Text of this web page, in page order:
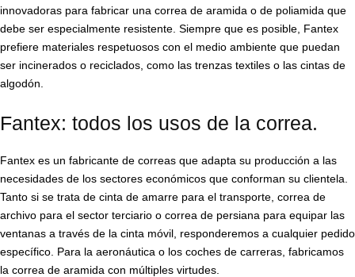
innovadoras para fabricar una correa de aramida o de poliamida que
debe ser especialmente resistente. Siempre que es posible, Fantex
prefiere materiales respetuosos con el medio ambiente que puedan
ser incinerados o reciclados, como las trenzas textiles o las cintas de
algodón.
Fantex: todos los usos de la correa.
Fantex es un fabricante de correas que adapta su producción a las
necesidades de los sectores económicos que conforman su clientela.
Tanto si se trata de cinta de amarre para el transporte, correa de
archivo para el sector terciario o correa de persiana para equipar las
ventanas a través de la cinta móvil, responderemos a cualquier pedido
específico. Para la aeronáutica o los coches de carreras, fabricamos
la correa de aramida con múltiples virtudes.